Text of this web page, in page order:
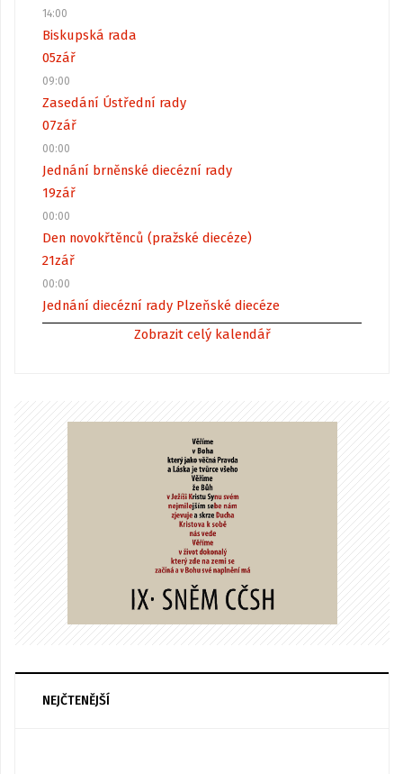
14:00
Biskupská rada
05zář
09:00
Zasedání Ústřední rady
07zář
00:00
Jednání brněnské diecézní rady
19zář
00:00
Den novokřtěnců (pražské diecéze)
21zář
00:00
Jednání diecézní rady Plzeňské diecéze
Zobrazit celý kalendář
NEJČTENĚJŠÍ